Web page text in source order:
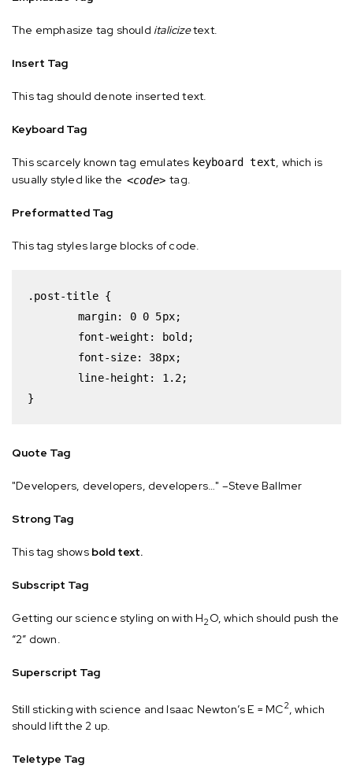
The emphasize tag should italicizetext.
Insert Tag
This tag should denote inserted text.
Keyboard Tag
This scarcely known tag emulates keyboard text, which is
usually styled like the <code> tag.
Preformatted Tag
This tag styles large blocks of code.
.post-title {
}
Quote Tag
Developers, developers, developers… –Steve Ballmer
Strong Tag
This tag shows bold text.
Subscript Tag
Getting our science styling on with H2O, which should push the
“2” down.
Superscript Tag
Still sticking with science and Isaac Newton’s E = MC2 , which
should lift the 2 up.
Teletype Tag